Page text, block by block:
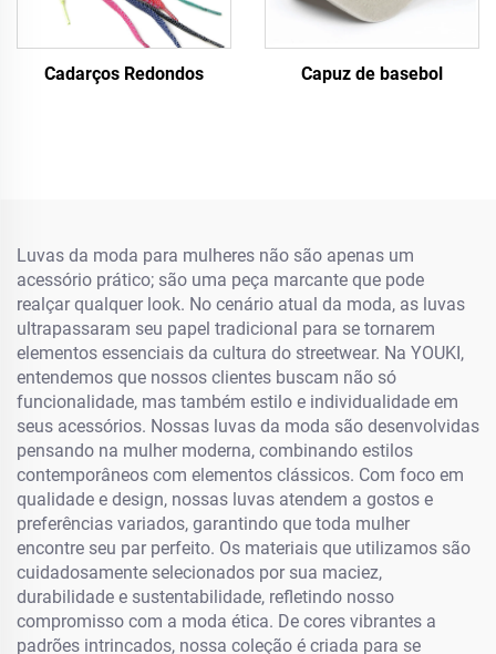
Cadarços Redondos Capuz de basebol
Luvas da moda para mulheres não são apenas um
acessório prático; são uma peça marcante que pode
realçar qualquer look. No cenário atual da moda, as luvas
ultrapassaram seu papel tradicional para se tornarem
elementos essenciais da cultura do streetwear. Na YOUKI,
entendemos que nossos clientes buscam não só
funcionalidade, mas também estilo e individualidade em
seus acessórios. Nossas luvas da moda são desenvolvidas
pensando na mulher moderna, combinando estilos
contemporâneos com elementos clássicos. Com foco em
qualidade e design, nossas luvas atendem a gostos e
preferências variados, garantindo que toda mulher
encontre seu par perfeito. Os materiais que utilizamos são
cuidadosamente selecionados por sua maciez,
durabilidade e sustentabilidade, refletindo nosso
compromisso com a moda ética. De cores vibrantes a
padrões intrincados, nossa coleção é criada para se